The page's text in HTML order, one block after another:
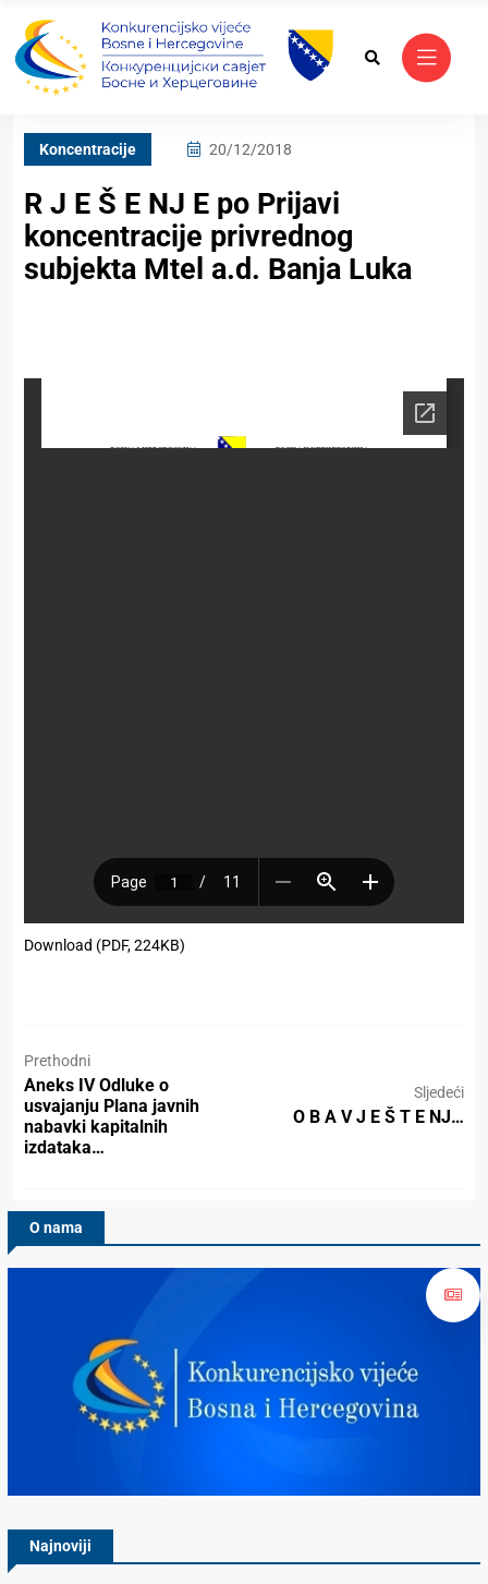
Koncentracije 20/12/2018
R J E Š E NJ E po Prijavi
koncentracije privrednog
subjekta Mtel a.d. Banja Luka
Download (PDF, 224KB)
Prethodni
Aneks IV Odluke o
usvajanju Plana javnih
nabavki kapitalnih
izdataka…
Sljedeći
O B A V J E Š T E NJ…
O nama
Najnoviji